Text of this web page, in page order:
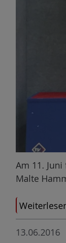
Am 11.
Malte
13.06.2016